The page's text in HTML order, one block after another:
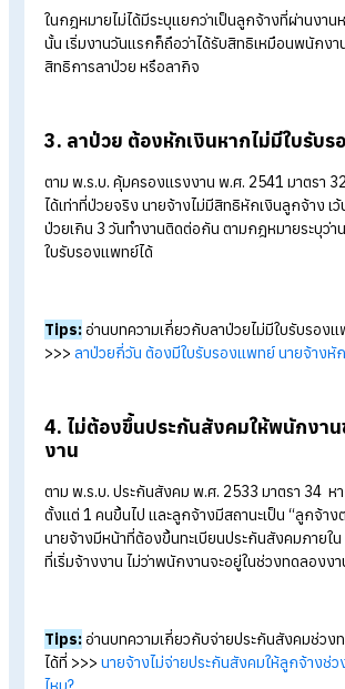
ลูกจ้างทำงานล่วงเวลาโดยไม่จ่ายค่าตอบแ
ว่าลูกจ้างยินยอม หรือขอความร่วมมือได้ ห
ต้องจ่ายตามอัตราที่กฎหมายกำหนด
Tips:อ่านบทความเกี่ยวกับการคำนวณโอที
โอทีรายวันและรายเดือน ตามกฎกระทรวง
2. ช่วงทดลองงานลูกจ้างไม่มีสิท
ในกฎหมายไม่ได้มีระบุแยกว่าเป็นลูกจ้างที่
นั้น เริ่มงานวันแรกก็ถือว่าได้รับสิทธิเหมือน
สิทธิการลาป่วย หรือลากิจ
3. ลาป่วย ต้องหักเงินหากไม่มีใ
ตาม พ.ร.บ. คุ้มครองแรงงาน พ.ศ. 2541 มา